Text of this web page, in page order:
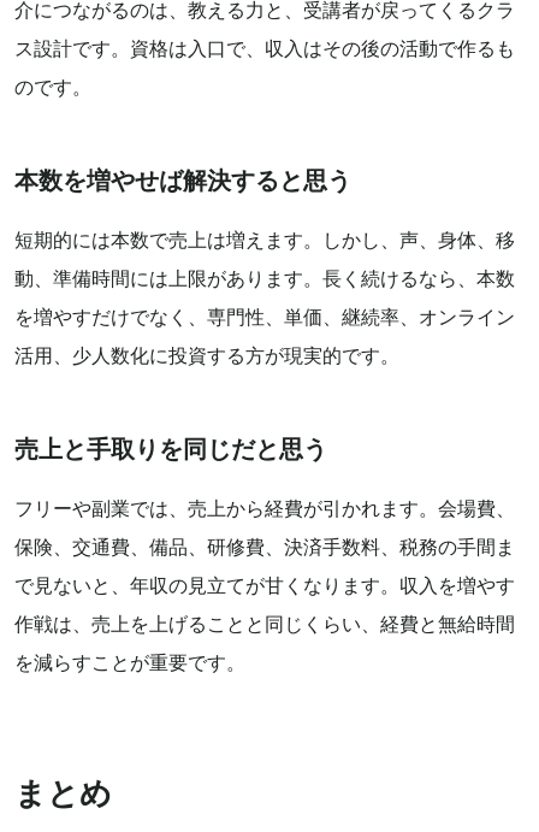
介につながるのは、教える力と、受講者が戻ってくるクラ
ス設計です。資格は入口で、収入はその後の活動で作るも
のです。
本数を増やせば解決すると思う
短期的には本数で売上は増えます。しかし、声、身体、移
動、準備時間には上限があります。長く続けるなら、本数
を増やすだけでなく、専門性、単価、継続率、オンライン
活用、少人数化に投資する方が現実的です。
売上と手取りを同じだと思う
フリーや副業では、売上から経費が引かれます。会場費、
保険、交通費、備品、研修費、決済手数料、税務の手間ま
で見ないと、年収の見立てが甘くなります。収入を増やす
作戦は、売上を上げることと同じくらい、経費と無給時間
を減らすことが重要です。
まとめ